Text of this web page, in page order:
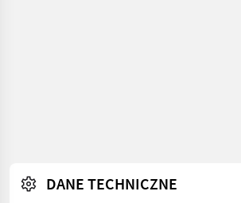
DANE TECHNICZNE